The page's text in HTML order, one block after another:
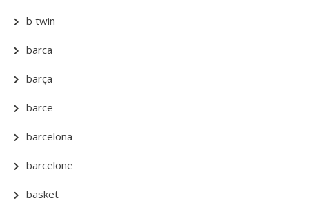
b twin
barca
barça
barce
barcelona
barcelone
basket